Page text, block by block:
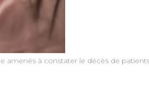
amenés à constater le décès de